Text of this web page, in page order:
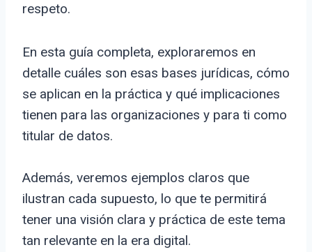
respeto.
En esta guía completa, exploraremos en
detalle cuáles son esas bases jurídicas, cómo
se aplican en la práctica y qué implicaciones
tienen para las organizaciones y para ti como
titular de datos.
Además, veremos ejemplos claros que
ilustran cada supuesto, lo que te permitirá
tener una visión clara y práctica de este tema
tan relevante en la era digital.